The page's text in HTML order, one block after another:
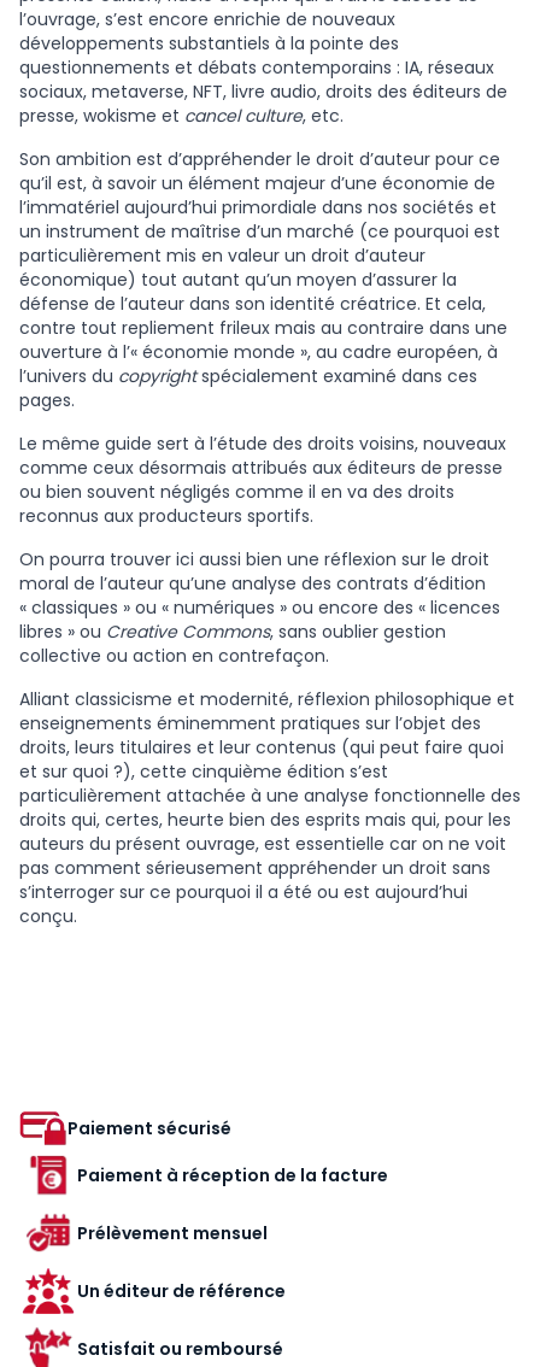
l’ouvrage, s’est encore enrichie de nouveaux
développements substantiels à la pointe des
questionnements et débats contemporains : IA, réseaux
sociaux, metaverse, NFT, livre audio, droits des éditeurs de
presse, wokisme et cancel culture, etc.
Son ambition est d’appréhender le droit d’auteur pour ce
qu’il est, à savoir un élément majeur d’une économie de
l’immatériel aujourd’hui primordiale dans nos sociétés et
un instrument de maîtrise d’un marché (ce pourquoi est
particulièrement mis en valeur un droit d’auteur
économique) tout autant qu’un moyen d’assurer la
défense de l’auteur dans son identité créatrice. Et cela,
contre tout repliement frileux mais au contraire dans une
ouverture à l’« économie monde », au cadre européen, à
l’univers du copyrightspécialement examiné dans ces
pages.
Le même guide sert à l’étude des droits voisins, nouveaux
comme ceux désormais attribués aux éditeurs de presse
ou bien souvent négligés comme il en va des droits
reconnus aux producteurs sportifs.
On pourra trouver ici aussi bien une réflexion sur le droit
moral de l’auteur qu’une analyse des contrats d’édition
« classiques » ou « numériques » ou encore des « licences
libres » ou Creative Commons, sans oublier gestion
collective ou action en contrefaçon.
Alliant classicisme et modernité, réflexion philosophique et
enseignements éminemment pratiques sur l’objet des
droits, leurs titulaires et leur contenus (qui peut faire quoi
et sur quoi ?), cette cinquième édition s’est
particulièrement attachée à une analyse fonctionnelle des
droits qui, certes, heurte bien des esprits mais qui, pour les
auteurs du présent ouvrage, est essentielle car on ne voit
pas comment sérieusement appréhender un droit sans
s’interroger sur ce pourquoi il a été ou est aujourd’hui
conçu.
Paiement sécurisé
Paiement à réception de la facture
Prélèvement mensuel
Un éditeur de référence
Satisfait ou remboursé